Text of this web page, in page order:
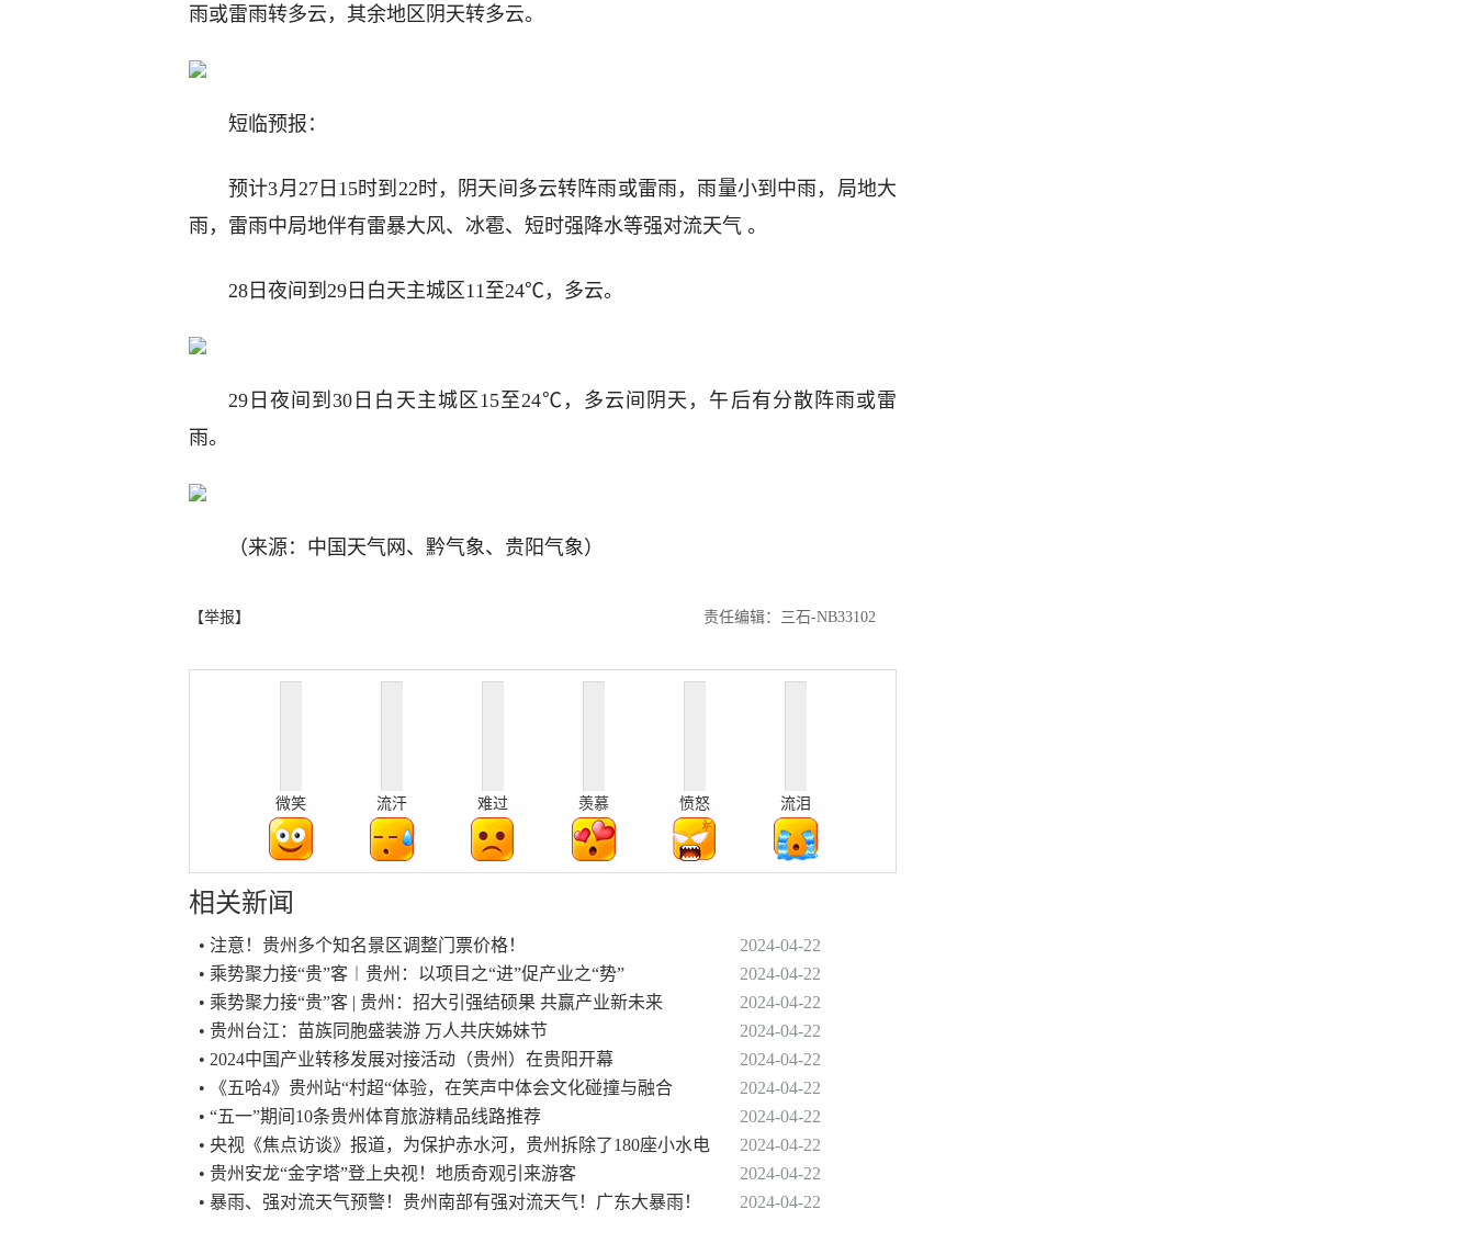
雨或雷雨转多云，其余地区阴天转多云。
短临预报：
预计3月27日15时到22时，阴天间多云转阵雨或雷雨，雨量小到中雨，局地大
雨，雷雨中局地伴有雷暴大风、冰雹、短时强降水等强对流天气 。
28日夜间到29日白天主城区11至24℃，多云。
29日夜间到30日白天主城区15至24℃，多云间阴天，午后有分散阵雨或雷
雨。
（来源：中国天气网、黔气象、贵阳气象）
【举报】 责任编辑：三石-NB33102
微笑 流汗 难过 羡慕 愤怒 流泪
相关新闻
• 注意！贵州多个知名景区调整门票价格！
2024-04-22
• 乘势聚力接“贵”客︱贵州：以项目之“进”促产业之“势”
2024-04-22
• 乘势聚力接“贵”客 | 贵州：招大引强结硕果 共赢产业新未来
2024-04-22
• 贵州台江：苗族同胞盛装游 万人共庆姊妹节
2024-04-22
• 2024中国产业转移发展对接活动（贵州）在贵阳开幕
2024-04-22
• 《五哈4》贵州站“村超“体验，在笑声中体会文化碰撞与融合
2024-04-22
• “五一”期间10条贵州体育旅游精品线路推荐
2024-04-22
• 央视《焦点访谈》报道，为保护赤水河，贵州拆除了180座小水电
2024-04-22
• 贵州安龙“金字塔”登上央视！地质奇观引来游客
2024-04-22
• 暴雨、强对流天气预警！贵州南部有强对流天气！广东大暴雨！
2024-04-22